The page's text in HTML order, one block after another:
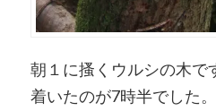
朝１に搔くウルシの木で
着いたのが7時半でした